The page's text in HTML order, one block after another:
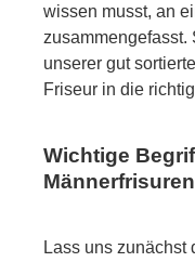
wissen musst, an
zusammengefasst.
unserer gut
Friseur in die
Wichtige
Männerfrisuren
Lass uns zunächst